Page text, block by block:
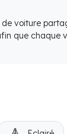
voiture
que chaque